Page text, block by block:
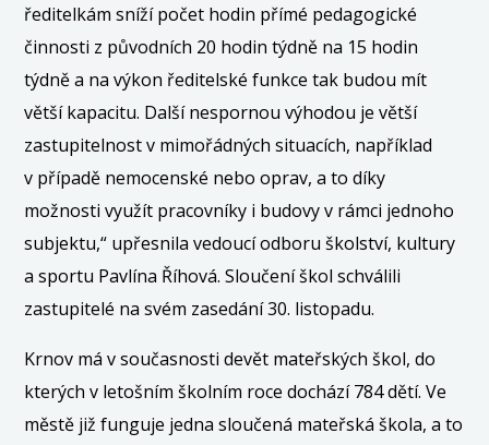
ředitelkám sníží počet hodin přímé pedagogické
činnosti z původních 20 hodin týdně na 15 hodin
týdně a na výkon ředitelské funkce tak budou mít
větší kapacitu. Další nespornou výhodou je větší
zastupitelnost v mimořádných situacích, například
v případě nemocenské nebo oprav, a to díky
možnosti využít pracovníky i budovy v rámci jednoho
subjektu,“ upřesnila vedoucí odboru školství, kultury
a sportu Pavlína Říhová. Sloučení škol schválili
zastupitelé na svém zasedání 30. listopadu.
Krnov má v současnosti devět mateřských škol, do
kterých v letošním školním roce dochází 784 dětí. Ve
městě již funguje jedna sloučená mateřská škola, a to